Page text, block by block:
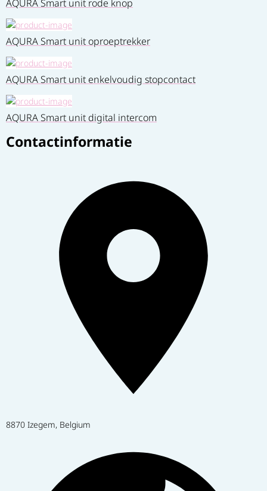
AQURA Smart unit rode knop
AQURA Smart unit oproeptrekker
AQURA Smart unit enkelvoudig stopcontact
AQURA Smart unit digital intercom
Contactinformatie
8870 Izegem, Belgium